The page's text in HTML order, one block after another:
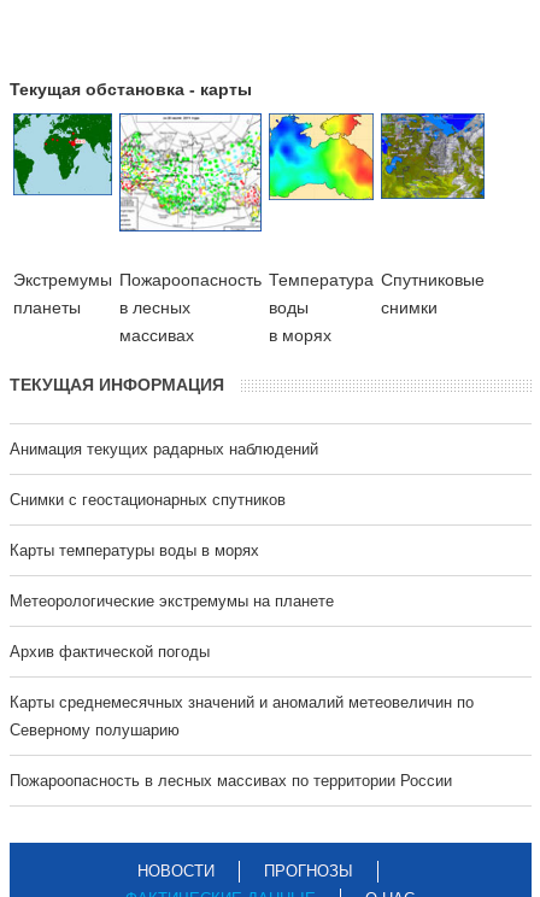
Текущая обстановка - карты
Экстремумы
планеты
Пожароопасность
в лесных
массивах
Температура
воды
в морях
Cпутниковые
снимки
ТЕКУЩАЯ ИНФОРМАЦИЯ
Анимация текущих радарных наблюдений
Cнимки с геостационарных спутников
Карты температуры воды в морях
Метеорологические экстремумы на планете
Архив фактической погоды
Карты среднемесячных значений и аномалий метеовеличин по
Северному полушарию
Пожароопасность в лесных массивах по территории России
НОВОСТИ
ПРОГНОЗЫ